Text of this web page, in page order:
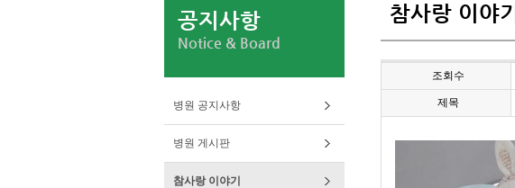
공지사항
Notice & Board
병원 공지사항
병원 게시판
참사랑 이야기
참사랑 이야기
조회수
제목